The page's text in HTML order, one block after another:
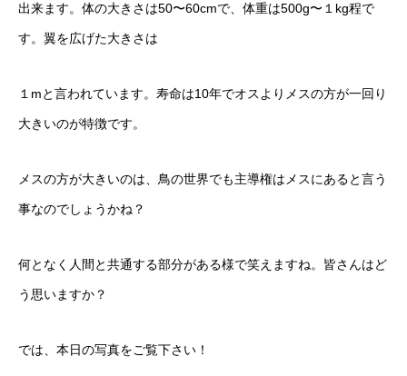
出来ます。体の大きさは50〜60cmで、体重は500g〜１kg程で
す。翼を広げた大きさは
１mと言われています。寿命は10年でオスよりメスの方が一回り
大きいのが特徴です。
メスの方が大きいのは、鳥の世界でも主導権はメスにあると言う
事なのでしょうかね？
何となく人間と共通する部分がある様で笑えますね。皆さんはど
う思いますか？
では、本日の写真をご覧下さい！